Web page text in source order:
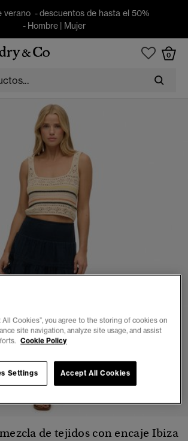
verano - descuentos de hasta el 50%
- Hombre| Mujer
0
3 4 5 6 7 8
de tejidos con encaje Ibiza
All Cookies”, you agree to the storing of cookies on
site navigation, analyze site usage, and assist
Cookie Policy
Accept All Cookies
Settings